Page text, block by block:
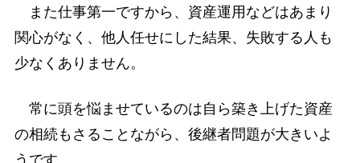
また仕事第一ですから、資産運用などはあまり
関心がなく、他人任せにした結果、失敗する人も
少なくありません。
常に頭を悩ませているのは自ら築き上げた資産
の相続もさることながら、後継者問題が大きいよ